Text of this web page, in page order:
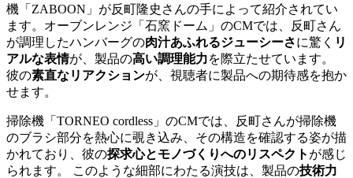
機「ZABOON」が反町隆史さんの手によって紹介されてい
ます。オーブンレンジ「石窯ドーム」のCMでは、反町さん
が調理したハンバーグの肉汁あふれるジューシーさに驚く リ
アルな表情が、製品の高い調理能力を際立たせています。
彼の素直なリアクションが、視聴者に製品への期待感を抱か
せます。
掃除機「TORNEO cordless」のCMでは、反町さんが掃除機
のブラシ部分を熱心に覗き込み、その構造を確認する姿が描
かれており、彼の探求心とモノづくりへのリスペクト が感じ
られます。 このような細部にわたる演技は、製品の技術力